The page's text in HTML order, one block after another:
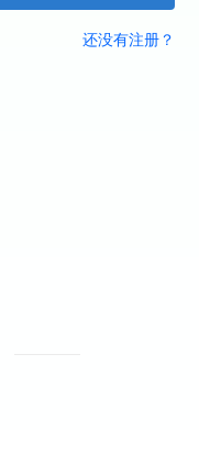
还没有注册？